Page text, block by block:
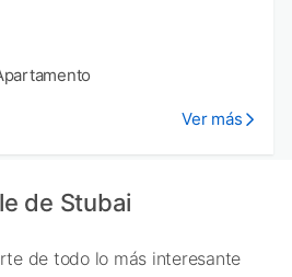
Ver más
de Stubai
de todo lo más interesante